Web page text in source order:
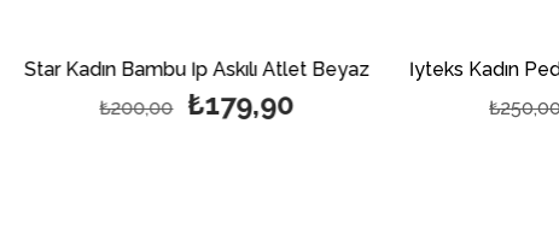
Star Kadın Bambu İp Askılı Atlet Beyaz
₺179,90
₺200,00 ₺250,00